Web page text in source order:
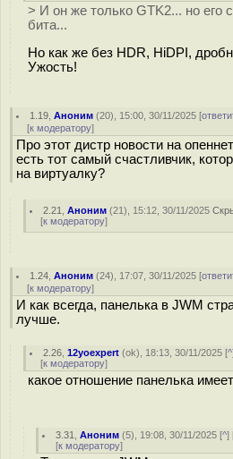
> И он же только GTK2... но его
бита...
Но как же без HDR, HiDPI,
Ужость!
1.19 ,Аноним (20), 15:00, 30/11/2025 [
[к модератору]
Про этот дистр новости на
есть тот самый счастливчик,
на виртуалку?
2.21 ,Аноним (21), 15:12, 30/11/2025
[к модератору]
1.24 ,Аноним (24), 17:07, 30/11/2025 [
[к модератору]
И как всегда, панелька в JWM
лучше.
2.26 ,12yoexpert (ok), 18:13, 30/11/2025 [^
[к модератору]
какое отношение панелька
3.31 ,Аноним (5), 19:08, 30/11/2025 [^]
[к модератору]